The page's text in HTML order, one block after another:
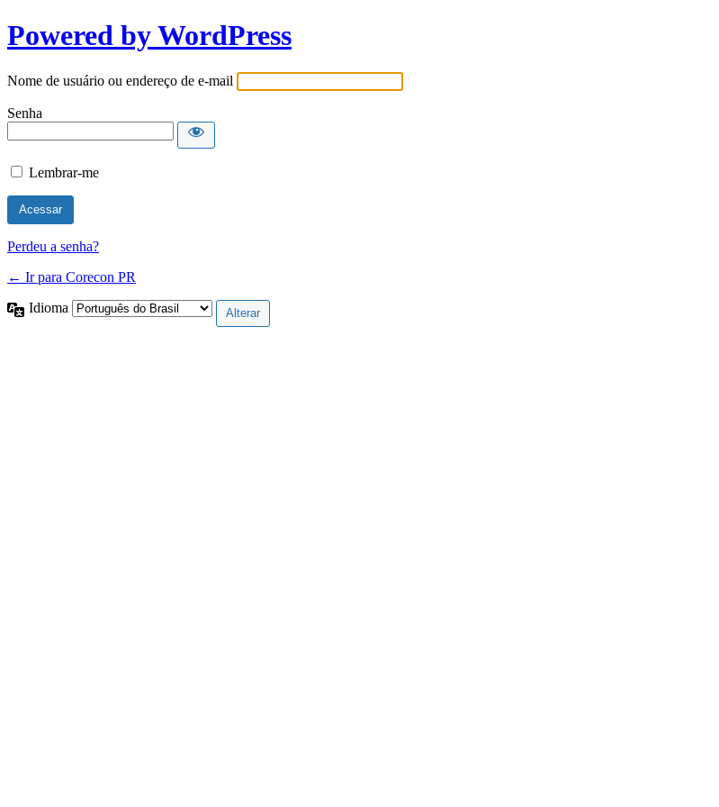
Powered by WordPress
Nome de usuário ou endereço de e-mail
Senha
Lembrar-me
Perdeu a senha?
← Ir para Corecon PR
Idioma